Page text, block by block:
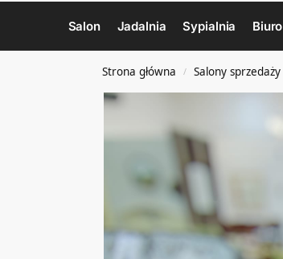
Salon Jadalnia Sypialnia Biuro
Strona główna / Salony sprzedaży